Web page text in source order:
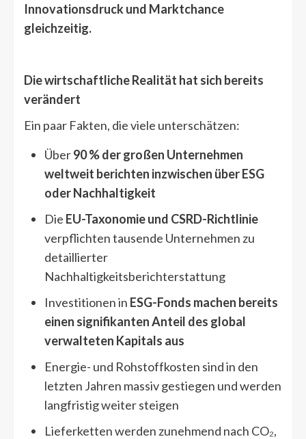
Innovationsdruck und Marktchance
gleichzeitig.
Die wirtschaftliche Realität hat sich bereits
verändert
Ein paar Fakten, die viele unterschätzen:
Über90 % der großen Unternehmen
weltweit berichten inzwischen über ESG
oder Nachhaltigkeit
Die EU-Taxonomie und CSRD-Richtlinie
verpflichten tausende Unternehmen zu
detaillierter
Nachhaltigkeitsberichterstattung
Investitionen in ESG-Fonds machen bereits
einen signifikanten Anteil des global
verwalteten Kapitals aus
Energie- und Rohstoffkosten sind in den
letzten Jahren massiv gestiegen und werden
langfristig weiter steigen
Lieferketten werden zunehmend nach CO₂,